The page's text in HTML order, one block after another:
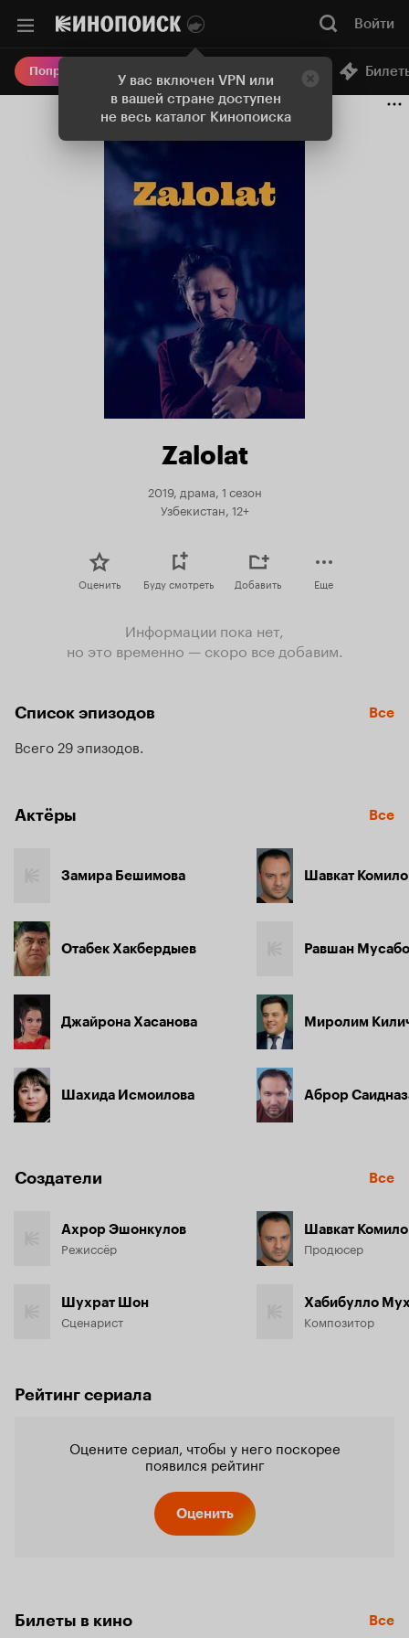
У вас включен VPN или
в вашей стране доступен
не весь каталог Кинопоиска
Войти
Попробовать Плюс Онлайн-кинотеатр
Zalolat
2019, драма, 1 сезон
Узбекистан, 12+
Оценить Буду смотреть Добавить Еще
Информации пока нет,
но это временно — скоро все добавим.
Список эпизодов Все
Всего 29 эпизодов
Актёры Все
Замира Бешимова
Отабек Хакбердыев
Джайрона Хасанова
Шахида Исмоилова
Шавкат
Равшан
Миролим
Аброр
Создатели Все
Ахрор Эшонкулов
Режиссёр
Шухрат Шон
Сценарист
Шавкат
Продюсер
Композитор
Рейтинг сериала
Оцените сериал, чтобы у него поскорее
появился рейтинг
Оценить
Билеты в кино Все